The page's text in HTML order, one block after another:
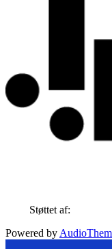
Støttet af:
Powered by